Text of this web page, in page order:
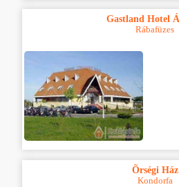
Gastland Hotel
Rábafüzes
Õrségi Ház
Kondorfa